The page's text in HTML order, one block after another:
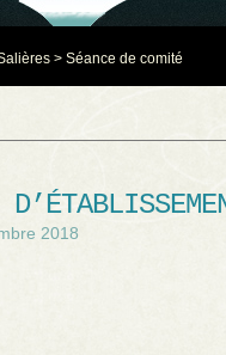
> Séance de comité
2018